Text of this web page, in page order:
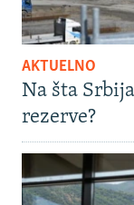
AKTUELNO
Na šta
rezerve?